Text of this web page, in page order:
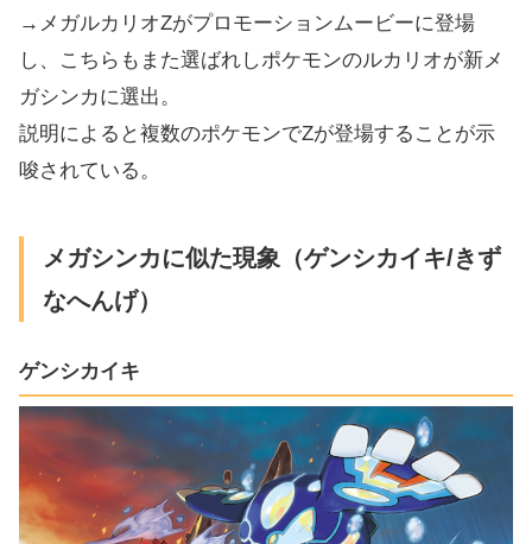
→メガルカリオZがプロモーションムービーに登場
し、こちらもまた選ばれしポケモンのルカリオが新メ
ガシンカに選出。
説明によると複数のポケモンでZが登場することが示
唆されている。
メガシンカに似た現象（ゲンシカイキ/きず
なへんげ）
ゲンシカイキ